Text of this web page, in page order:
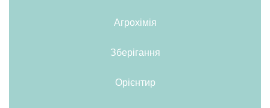
Агрохімія
Зберігання
Орієнтир